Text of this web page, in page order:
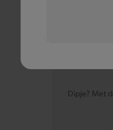
Dipje? Met